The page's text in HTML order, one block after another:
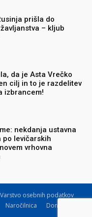
prišla do
– kljub
da je Asta Vrečko
cilj in to je razdelitev
izbrancem!
nekdanja ustavna
po levičarskih
vrhovna
Varstvo osebnih podatkov
Naročilnica Donacije